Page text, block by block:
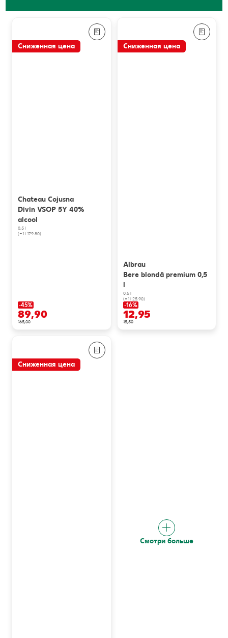
Сниженная цена
Chateau Cojusna
Divin VSOP 5Y 40%
alcool
0,5 l
(=1 l 179.80)
-45%
89,90
165,00
Сниженная цена
Albrau
Bere blondă premium 0,5
l
0,5 l
(=1 l 25.90)
-16%
12,95
15,50
Сниженная цена
Смотри больше